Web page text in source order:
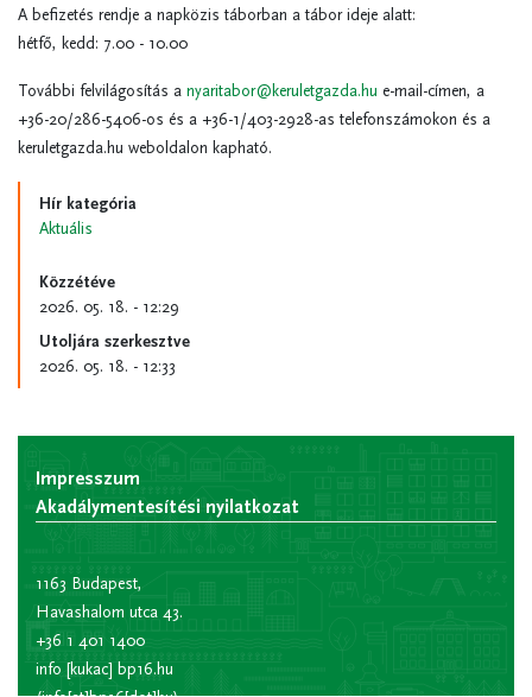
A befizetés rendje a napközis táborban a tábor ideje alatt:
hétfő, kedd: 7.00 - 10.00
További felvilágosítás a nyaritabor@keruletgazda.hu e-mail-címen, a
+36-20/286-5406-os és a +36-1/403-2928-as telefonszámokon és a
keruletgazda.hu weboldalon kapható.
Hír kategória
Aktuális
Közzétéve
2026. 05. 18. - 12:29
Utoljára szerkesztve
2026. 05. 18. - 12:33
Impresszum
Akadálymentesítési nyilatkozat
1163 Budapest,
Havashalom utca 43.
+36 1 401 1400
info [kukac] bp16.hu